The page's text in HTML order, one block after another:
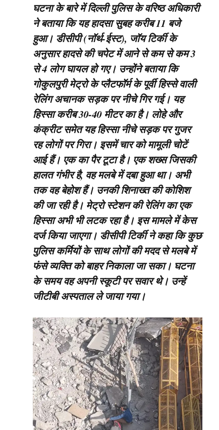
घटना के बारे में दिल्ली पुलिस के वरिष्ठ अधिकारी
ने बताया कि यह हादसा सुबह करीब 11 बजे
हुआ। डीसीपी (नॉर्थ-ईस्ट), जॉय टिर्की के
अनुसार हादसे की चपेट में आने से कम से कम 3
से 4 लोग घायल हो गए। उन्होंने बताया कि
गोकुलपुरी मेट्रो के प्लैटफॉर्म के पूर्वी हिस्से वाली
रेलिंग अचानक सड़क पर नीचे गिर गई। यह
हिस्सा करीब 30-40 मीटर का है। लोहे और
कंक्रीट समेत यह हिस्सा नीचे सड़क पर गुजर
रह लोगों पर गिरा। इसमें चार को मामूली चोटें
आई हैं। एक का पैर टूटा है। एक शख्स जिसकी
हालत गंभीर है, वह मलबे में दबा हुआ था। अभी
तक वह बेहोश हैं। उनकी शिनाख्त की कोशिश
की जा रही है। मेट्रो स्टेशन की रेलिंग का एक
हिस्सा अभी भी लटक रहा है। इस मामले में केस
दर्ज किया जाएगा। डीसीपी टिर्की ने कहा कि कुछ
पुलिस कर्मियों के साथ लोगों की मदद से मलबे में
फंसे व्यक्ति को बाहर निकाला जा सका। घटना
के समय वह अपनी स्कूटी पर सवार थे। उन्हें
जीटीबी अस्पताल ले जाया गया।